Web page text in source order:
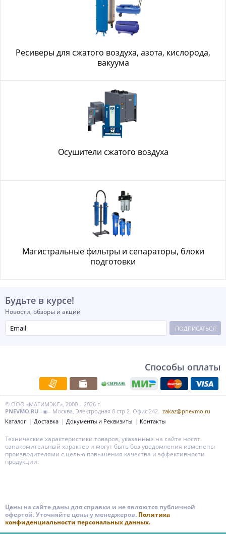
Ресиверы для сжатого воздуха, азота, кислорода,
вакуума
Осушители сжатого воздуха
Магистральные фильтры и сепараторы, блоки
подготовки
Будьте в курсе!
Новости, обзоры и акции
ПОДПИСАТЬСЯ
Способы оплаты
© ООО «МАГИМЭКС», 2000 – 2026 г.
PNEVMO.RU –◉– Москва, Электродная 8 стр 2. Офис 242. zakaz@pnevmo.ru
Каталог
Доставка Документы и Реквизиты Контакты
Технические характеристики товаров, указанные на сайте носят
ознакомительный характер и могут быть без уведомления изменены
производителями с целью повышения качества и эффективности
продукции.
Цены на сайте даны для справки и не являются публичной
офертой. Уточняйте цены у менеджеров. Политика
конфиденциальности персональных данных.